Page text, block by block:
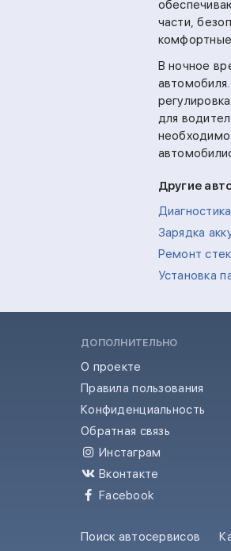
части,
комфортные
В ночное
для
необходимо
Другие
Зарядка
Ремонт
Установка
ДОПОЛНИТЕЛЬНО
О проекте
Правила пользования
Конфиденциальность
Обратная связь
Инстаграм
Вконтакте
Facebook
Поиск автосервисов